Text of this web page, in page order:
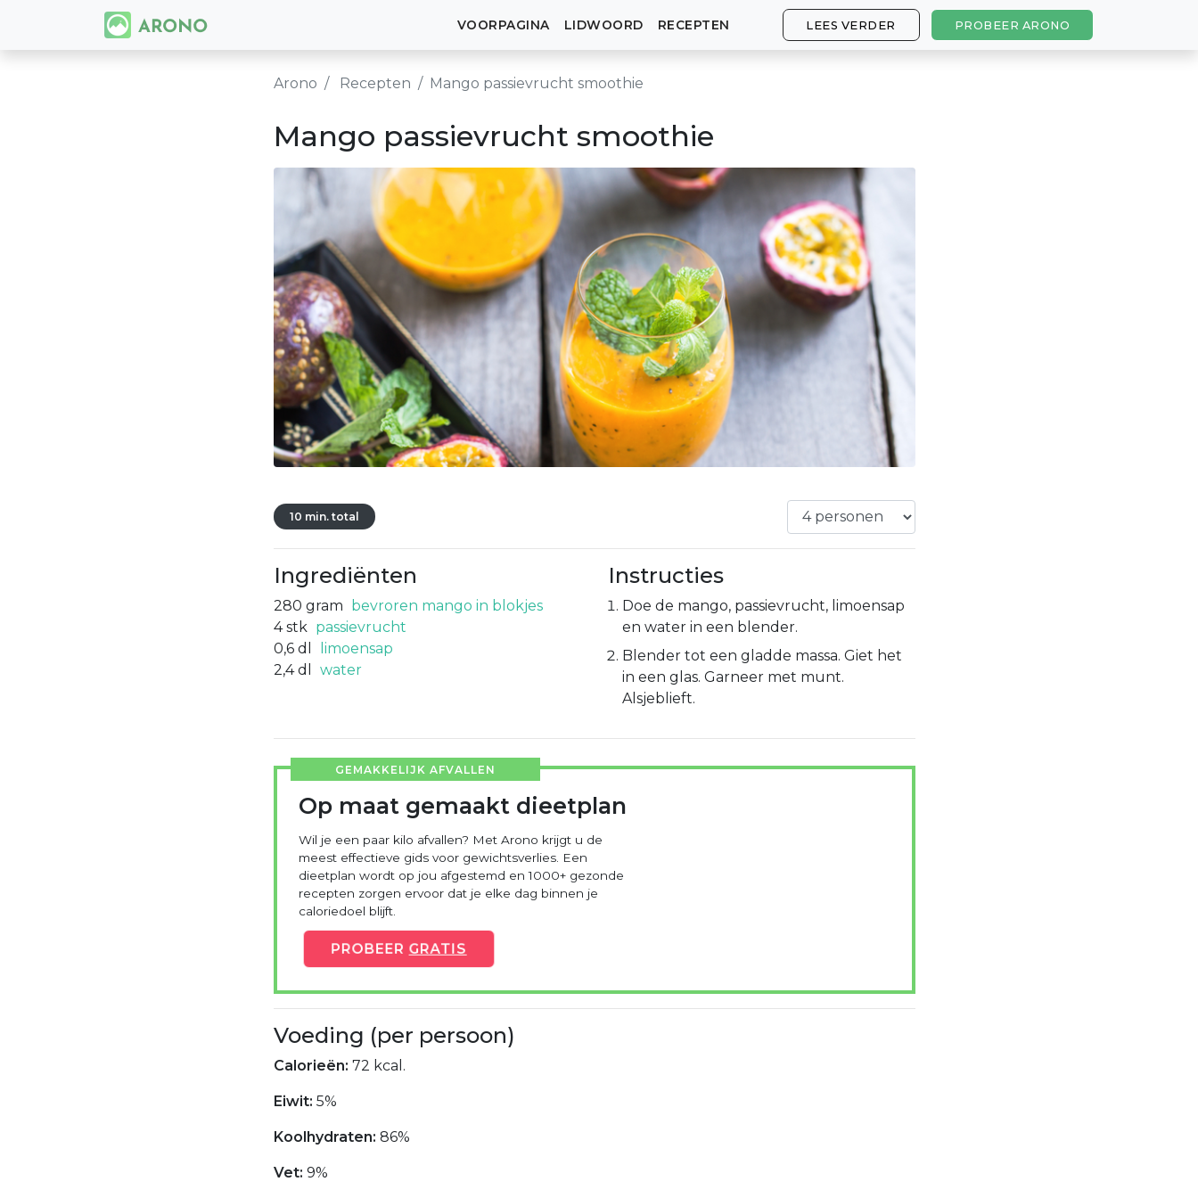
VOORPAGINA LIDWOORD RECEPTEN LEES VERDER PROBEER ARONO
Arono Recepten Mango passievrucht smoothie
Mango passievrucht smoothie
10 min. total
Ingrediënten
280 gram bevroren mango in blokjes
4 stk passievrucht
0,6 dl
limoensap
2,4 dl water
Instructies
Doe de mango, passievrucht, limoensap
en water in een blender.
Blender tot een gladde massa. Giet het
in een glas. Garneer met munt.
Alsjeblieft.
GEMAKKELIJK AFVALLEN
Op maat gemaakt dieetplan
Wil je een paar kilo afvallen? Met Arono krijgt u de
meest effectieve gids voor gewichtsverlies. Een
dieetplan wordt op jou afgestemd en 1000+ gezonde
recepten zorgen ervoor dat je elke dag binnen je
caloriedoel blijft.
PROBEER GRATIS
Voeding (per persoon)
Calorieën: 72 kcal.
Eiwit: 5%
Koolhydraten: 86%
Vet: 9%